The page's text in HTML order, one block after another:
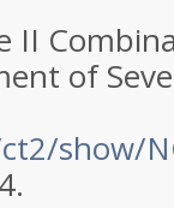
II
of
show/